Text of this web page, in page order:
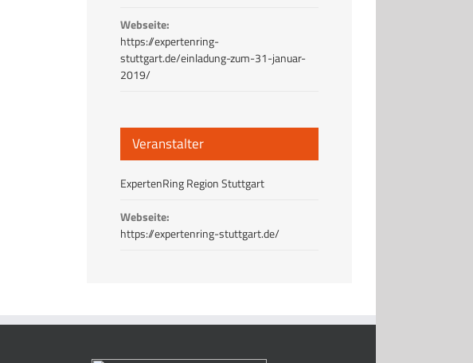
Webseite:
https://expertenring-
stuttgart.de/einladung-zum-31-januar-
2019/
Veranstalter
ExpertenRing Region Stuttgart
Webseite:
https://expertenring-stuttgart.de/